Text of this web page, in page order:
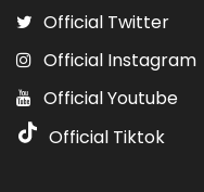
Official Twitter
Official Instagram
Official Youtube
Official Tiktok